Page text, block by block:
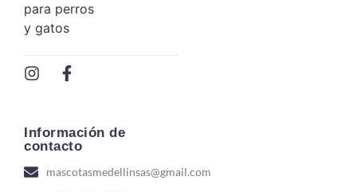
Información de
contacto
mascotasmedellinsas@gmail.com